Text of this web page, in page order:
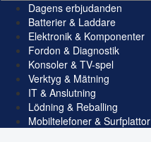
Dagens erbjudanden
Batterier & Laddare
Elektronik & Komponenter
Fordon & Diagnostik
Konsoler & TV-spel
Verktyg & Mätning
IT & Anslutning
Lödning & Reballing
Mobiltelefoner & Surfplattor